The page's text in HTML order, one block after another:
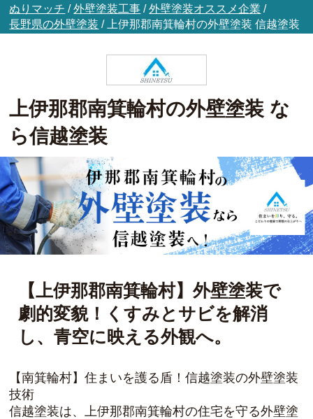
ぬりマッチ /外壁塗装工事 /外壁塗装オススメ企業 /
長野県の外壁塗装 / 上伊那郡南箕輪村の外壁塗装 信越塗装
上伊那郡南箕輪村の外壁塗装 な
ら信越塗装
【上伊那郡南箕輪村】外壁塗装で
劇的変貌！くすみとサビを解消
し、青空に映える外観へ。
【南箕輪村】住まいを護る盾！信越塗装の外壁塗装
技術
信越塗装は、上伊那郡南箕輪村の住宅を守る外壁塗